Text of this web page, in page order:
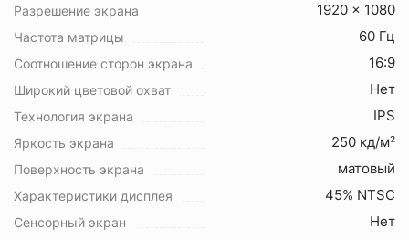
Разрешение экрана 1920 x 1080
Частота матрицы 60 Гц
Соотношение сторон экрана 16:9
Широкий цветовой охват Нет
Технология экрана IPS
Яркость экрана 250 кд/м²
Поверхность экрана матовый
Характеристики дисплея 45% NTSC
Сенсорный экран Нет